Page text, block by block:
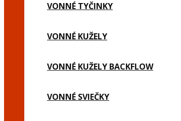
VONNÉ TYČINKY
VONNÉ KUŽELY
VONNÉ KUŽELY BACKFLOW
VONNÉ SVIEČKY